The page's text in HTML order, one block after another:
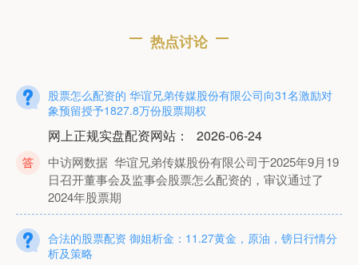
热点讨论
股票怎么配资的 华谊兄弟传媒股份有限公司向31名激励对
象预留授予1827.8万份股票期权
网上正规实盘配资网站 ： 2026-06-24
中访网数据 华谊兄弟传媒股份有限公司于2025年9月19
日召开董事会及监事会股票怎么配资的，审议通过了
2024年股票期
合法的股票配资 御姐析金：11.27黄金，原油，镑日行情分
析及策略